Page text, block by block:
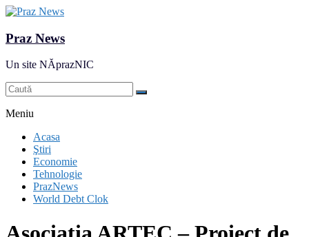
Praz News
Un site NĂprazNIC
Meniu
Acasa
Ştiri
Economie
Tehnologie
PrazNews
World Debt Clok